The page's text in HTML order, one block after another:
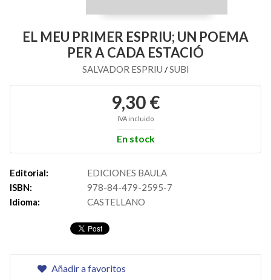
EL MEU PRIMER ESPRIU; UN POEMA
PER A CADA ESTACIÓ
SALVADOR ESPRIU /SUBI
9,30 €
IVA incluido
En stock
Editorial:
EDICIONES BAULA
ISBN:
978-84-479-2595-7
Idioma:
CASTELLANO
Añadir a favoritos